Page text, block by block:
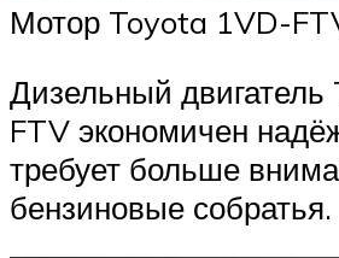
Мотор Toyota 1VD-
Дизельный
FTV экономичен
требует больше
бензиновые собратья.